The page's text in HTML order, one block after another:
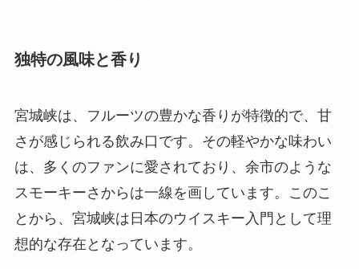
独特の風味と香り
宮城峡は、フルーツの豊かな香りが特徴的で、甘
さが感じられる飲み口です。その軽やかな味わい
は、多くのファンに愛されており、余市のような
スモーキーさからは一線を画しています。このこ
とから、宮城峡は日本のウイスキー入門として理
想的な存在となっています。